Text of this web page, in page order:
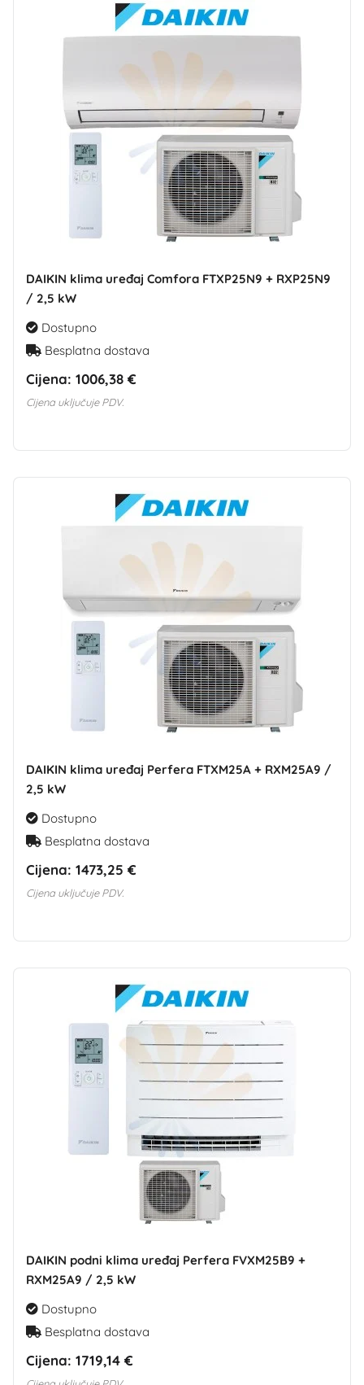
DAIKIN klima uređaj Comfora FTXP25N9 + RXP25N9
/ 2,5 kW
Dostupno
Besplatna dostava
Cijena: 1006,38 €
Cijena uključuje PDV.
DAIKIN klima uređaj Perfera FTXM25A + RXM25A9 /
2,5 kW
Dostupno
Besplatna dostava
Cijena: 1473,25 €
Cijena uključuje PDV.
DAIKIN podni klima uređaj Perfera FVXM25B9 +
RXM25A9 / 2,5 kW
Dostupno
Besplatna dostava
Cijena: 1719,14 €